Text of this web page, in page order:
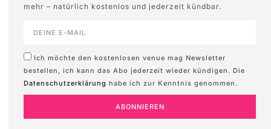
mehr – natürlich kostenlos und jederzeit kündbar.
Ich möchte den kostenlosen venue mag Newsletter
bestellen, ich kann das Abo jederzeit wieder kündigen. Die
Datenschutzerklärung habe ich zur Kenntnis genommen.
ABONNIEREN